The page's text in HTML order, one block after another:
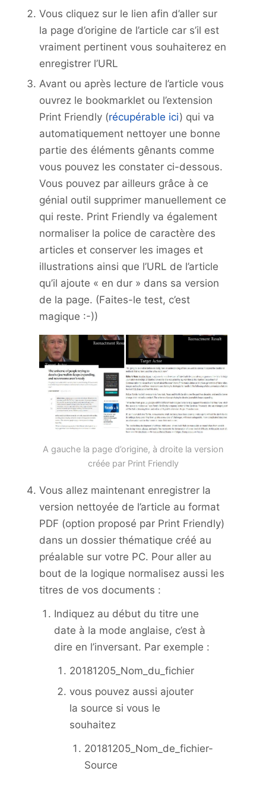
Vous cliquez sur le lien afin d’aller sur
la page d’origine de l’article car s’il est
vraiment pertinent vous souhaiterez en
enregistrer l’URL
Avant ou après lecture de l’article vous
ouvrez le bookmarklet ou l’extension
Print Friendly (récupérable ici) qui va
automatiquement nettoyer une bonne
partie des éléments gênants comme
vous pouvez les constater ci-dessous.
Vous pouvez par ailleurs grâce à ce
génial outil supprimer manuellement ce
qui reste. Print Friendly va également
normaliser la police de caractère des
articles et conserver les images et
illustrations ainsi que l’URL de l’article
qu’il ajoute « en dur » dans sa version
de la page. (Faites-le test, c’est
magique :-))
A gauche la page d’origine, à droite la version
créée par Print Friendly
Vous allez maintenant enregistrer la
version nettoyée de l’article au format
PDF (option proposé par Print Friendly)
dans un dossier thématique créé au
préalable sur votre PC. Pour aller au
bout de la logique normalisez aussi les
titres de vos documents :
Indiquez au début du titre une
date à la mode anglaise, c’est à
dire en l’inversant. Par exemple :
20181205_Nom_du_fichier
vous pouvez aussi ajouter
la source si vous le
souhaitez
20181205_Nom_de_fichier-
Source